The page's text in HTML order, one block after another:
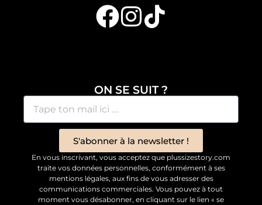
ON SE SUIT ?
S'abonner à la newsletter !
En vous inscrivant, vous acceptez que plussizestory.com
traite vos données personnelles, conformément à ses
mentions légales, aux fins de vous adresser des
communications commerciales. Vous pouvez à tout
moment vous désabonner, en cliquant sur le lien « se